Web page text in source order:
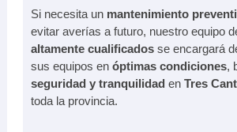
Si necesita un mantenimiento
evitar averías a futuro, nuestro equipo
altamente cualificados se encargará
sus equipos en óptimas condiciones,
seguridad y tranquilidad en Tres
toda la provincia.